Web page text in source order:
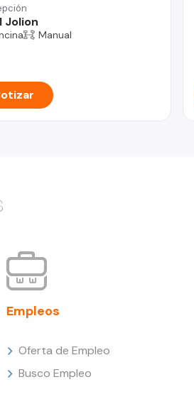
Jolion
Manual
Empleos
Oferta de Empleo
Busco Empleo